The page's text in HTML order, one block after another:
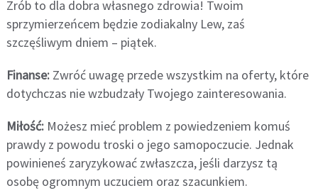
Zrób to dla dobra własnego zdrowia! Twoim
sprzymierzeńcem będzie zodiakalny Lew, zaś
szczęśliwym dniem – piątek.
Finanse:Zwróć uwagę przede wszystkim na oferty, które
dotychczas nie wzbudzały Twojego zainteresowania.
Miłość:Możesz mieć problem z powiedzeniem komuś
prawdy z powodu troski o jego samopoczucie. Jednak
powinieneś zaryzykować zwłaszcza, jeśli darzysz tą
osobę ogromnym uczuciem oraz szacunkiem.